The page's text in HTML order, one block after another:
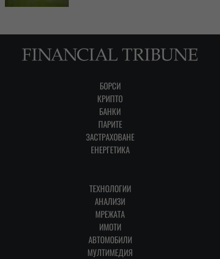
БОРСИ
КРИПТО
БАНКИ
ПАРИТЕ
ЗАСТРАХОВАНЕ
ЕНЕРГЕТИКА
ТЕХНОЛОГИИ
АНАЛИЗИ
МРЕЖАТА
ИМОТИ
АВТОМОБИЛИ
МУЛТИМЕДИЯ